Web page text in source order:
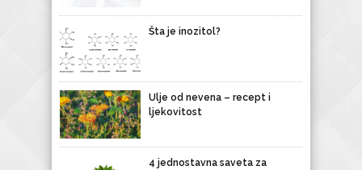
Šta je inozitol?
Ulje od nevena – recept i
ljekovitost
4 jednostavna saveta za